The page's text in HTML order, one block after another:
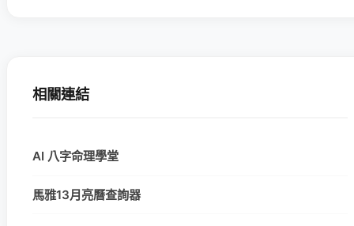
相關連結
AI 八字命理學堂
馬雅13月亮曆查詢器